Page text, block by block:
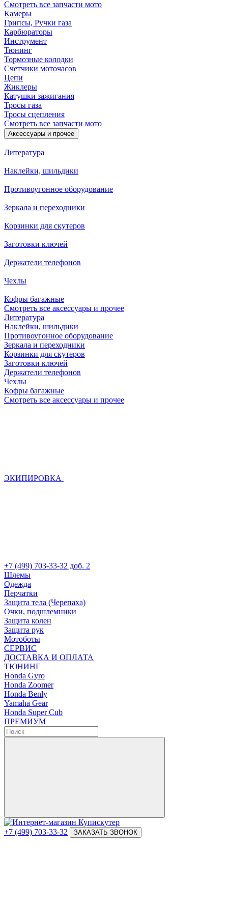
Смотреть все запчасти мото
Камеры
Грипсы, Ручки газа
Карбюраторы
Инструмент
Тюнинг
Тормозные колодки
Счетчики моточасов
Цепи
Жиклеры
Катушки зажигания
Тросы газа
Тросы сцепления
Смотреть все запчасти мото
Аксессуары и прочее
Литература
Наклейки, шильдики
Противоугонное оборудование
Зеркала и переходники
Корзинки для скутеров
Заготовки ключей
Держатели телефонов
Чехлы
Кофры багажные
Смотреть все аксессуары и прочее
Литература
Наклейки, шильдики
Противоугонное оборудование
Зеркала и переходники
Корзинки для скутеров
Заготовки ключей
Держатели телефонов
Чехлы
Кофры багажные
Смотреть все аксессуары и прочее
ЭКИПИРОВКА
+7 (499) 703-33-32 доб. 2
Шлемы
Одежда
Перчатки
Защита тела (Черепаха)
Очки, подшлемники
Защита колен
Защита рук
Мотоботы
СЕРВИС
ДОСТАВКА И ОПЛАТА
ТЮНИНГ
Honda Gyro
Honda Zoomer
Honda Benly
Yamaha Gear
Honda Super Cub
ПРЕМИУМ
+7 (499) 703-33-32 ЗАКАЗАТЬ ЗВОНОК